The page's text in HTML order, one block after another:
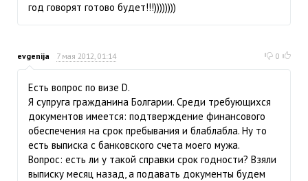
год говорят готово будет!!!))))))))
evgenija 7 мая 2012, 01:14 0
Есть вопрос по визе D.
Я супруга гражданина Болгарии. Среди требующихся
документов имеется: подтверждение финансового
обеспечения на срок пребывания и блаблабла. Ну то
есть выписка с банковского счета моего мужа.
Вопрос: есть ли у такой справки срок годности? Взяли
выписку месяц назад, а подавать документы будем